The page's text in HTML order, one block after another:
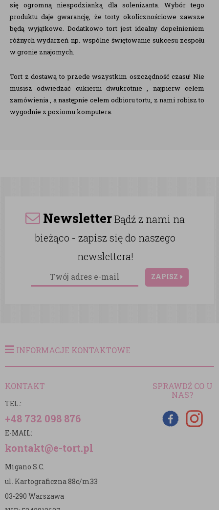
się ogromną niespodzianką dla solenizanta. Wybór tego
produktu daje gwarancję, że torty okolicznościowe zawsze
będą wyjątkowe. Dodatkowo tort jest idealny dopełnieniem
różnych wydarzeń np. wspólne świętowanie sukcesu zespołu
w gronie znajomych.
Tort z dostawą to przede wszystkim oszczędność czasu! Nie
musisz odwiedzać cukierni dwukrotnie , najpierw celem
zamówienia , a następnie celem odbioru tortu, z nami robisz to
wygodnie z poziomu komputera.
NewsletterBądź z nami na
bieżąco - zapisz się do naszego
newslettera!
ZAPISZ
INFORMACJE KONTAKTOWE
KONTAKT
TEL.:
+48 732 098 876
E-MAIL:
kontakt@e-tort.pl
Migano S.C.
ul. Kartograficzna 88c/m33
03-290 Warszawa
SPRAWDŹ CO U
NAS?